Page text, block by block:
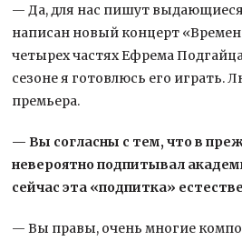
— Да, для нас пишут
написан новый концерт
четырех частях Ефрема
сезоне я готовлюсь его играть.
премьера.
— Вы согласны с тем, что в
невероятно подпитывал
сейчас эта «подпитка»
— Вы правы, очень многие